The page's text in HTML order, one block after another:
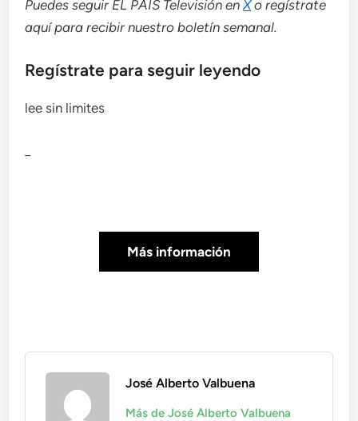
Puedes seguir EL PAÍS Televisión enXo regístrate
aquí para recibirnuestro boletín semanal.
Regístrate para seguir leyendo
lee sin limites
Más información
José Alberto Valbuena
Más de José Alberto Valbuena